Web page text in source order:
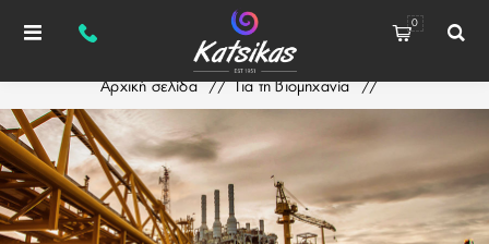
0
Αρχική σελίδα / Για τη βιομηχανία /
Λιπαντικά μετασχηματιστών